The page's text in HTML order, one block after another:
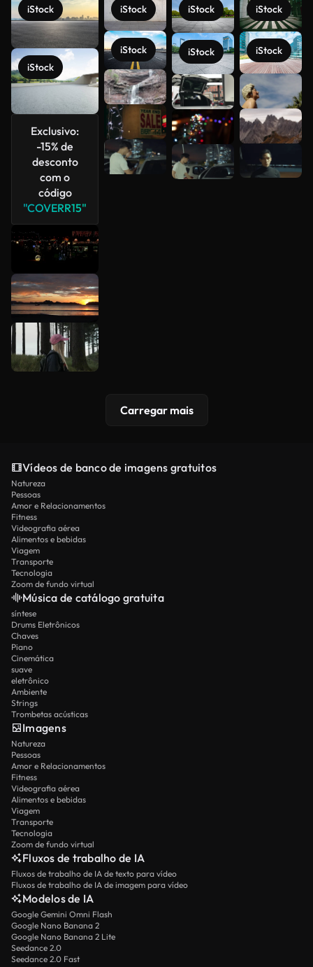
iStock
iStock
Exclusivo:
-15% de
desconto
com o
código
"COVERR15"
iStock
iStock
iStock
iStock
iStock
iStock
Veja mais
Carregar mais
Vídeos de banco de imagens gratuitos
Natureza
Pessoas
Amor e Relacionamentos
Fitness
Videografia aérea
Alimentos e bebidas
Viagem
Transporte
Tecnologia
Zoom de fundo virtual
Música de catálogo gratuita
síntese
Drums Eletrônicos
Chaves
Piano
Cinemática
suave
eletrônico
Ambiente
Strings
Trombetas acústicas
Imagens
Natureza
Pessoas
Amor e Relacionamentos
Fitness
Videografia aérea
Alimentos e bebidas
Viagem
Transporte
Tecnologia
Zoom de fundo virtual
Fluxos de trabalho de IA
Fluxos de trabalho de IA de texto para vídeo
Fluxos de trabalho de IA de imagem para vídeo
Modelos de IA
Google Gemini Omni Flash
Google Nano Banana 2
Google Nano Banana 2 Lite
Seedance 2.0
Seedance 2.0 Fast